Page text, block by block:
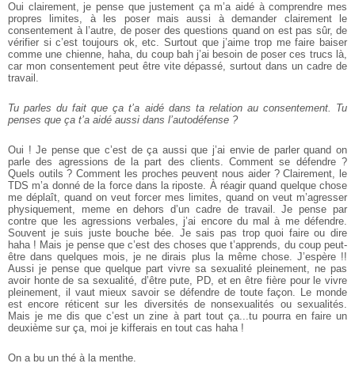
Oui clairement, je pense que justement ça m’a aidé à comprendre mes
propres limites, à les poser mais aussi à demander clairement le
consentement à l’autre, de poser des questions quand on est pas sûr, de
vérifier si c’est toujours ok, etc. Surtout que j’aime trop me faire baiser
comme une chienne, haha, du coup bah j’ai besoin de poser ces trucs là,
car mon consentement peut être vite dépassé, surtout dans un cadre de
travail.
Tu parles du fait que ça t’a aidé dans ta relation au consentement. Tu
penses que ça t’a aidé aussi dans l’autodéfense ?
Oui ! Je pense que c’est de ça aussi que j’ai envie de parler quand on
parle des agressions de la part des clients. Comment se défendre ?
Quels outils ? Comment les proches peuvent nous aider ? Clairement, le
TDS m’a donné de la force dans la riposte. À réagir quand quelque chose
me déplaît, quand on veut forcer mes limites, quand on veut m’agresser
physiquement, meme en dehors d’un cadre de travail. Je pense par
contre que les agressions verbales, j’ai encore du mal à me défendre.
Souvent je suis juste bouche bée. Je sais pas trop quoi faire ou dire
haha ! Mais je pense que c’est des choses que t’apprends, du coup peut­
être dans quelques mois, je ne dirais plus la même chose. J’espère !!
Aussi je pense que quelque part vivre sa sexualité pleinement, ne pas
avoir honte de sa sexualité, d’être pute, PD, et en être fière pour le vivre
pleinement, il vaut mieux savoir se défendre de toute façon. Le monde
est encore réticent sur les diversités de non­sexualités ou sexualités.
Mais je me dis que c’est un zine à part tout ça...tu pourra en faire un
deuxième sur ça, moi je kifferais en tout cas haha !
On a bu un thé à la menthe.